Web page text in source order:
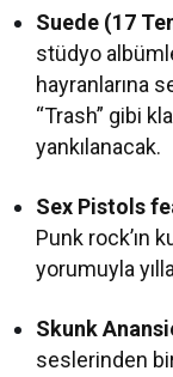
Suede (17
stüdyo
hayranlarına
“Trash” gibi
yankılanacak.
Sex Pistols
Punk rock’ın
yorumuyla
Skunk
seslerinden